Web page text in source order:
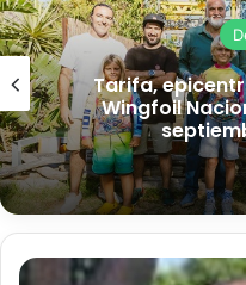
Tarifa,
Wingfoil
D